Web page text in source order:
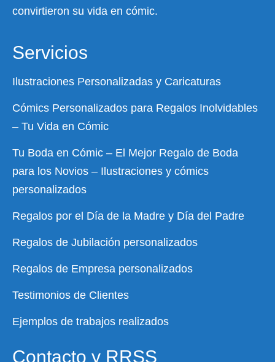
convirtieron su vida en cómic.
Servicios
Ilustraciones Personalizadas y Caricaturas
Cómics Personalizados para Regalos Inolvidables
– Tu Vida en Cómic
Tu Boda en Cómic – El Mejor Regalo de Boda
para los Novios – Ilustraciones y cómics
personalizados
Regalos por el Día de la Madre y Día del Padre
Regalos de Jubilación personalizados
Regalos de Empresa personalizados
Testimonios de Clientes
Ejemplos de trabajos realizados
Contacto y RRSS